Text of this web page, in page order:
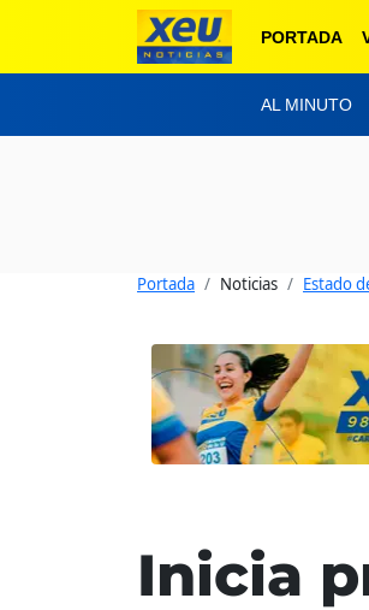
PORTADA
AL MINUTO
Portada Noticias Estado
Inicia